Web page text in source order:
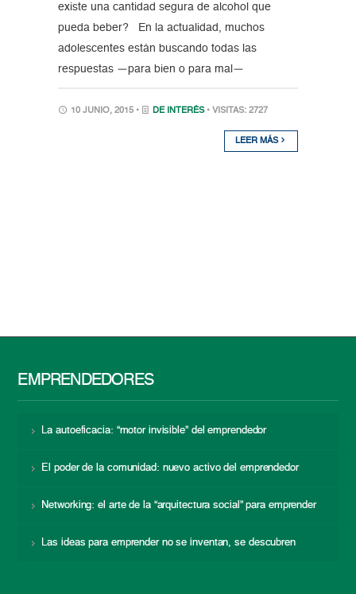
existe una cantidad segura de alcohol que
pueda beber? En la actualidad, muchos
adolescentes están buscando todas las
respuestas —para bien o para mal—
10 JUNIO, 2015 • DE INTERÉS • VISITAS: 2727
LEER MÁS
EMPRENDEDORES
La autoeficacia: “motor invisible” del emprendedor
El poder de la comunidad: nuevo activo del emprendedor
Networking: el arte de la “arquitectura social” para emprender
Las ideas para emprender no se inventan, se descubren